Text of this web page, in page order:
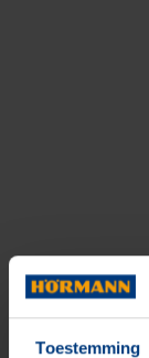
Toestemming